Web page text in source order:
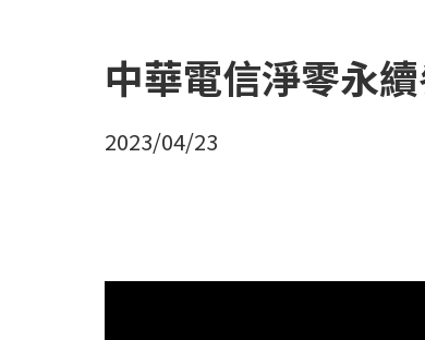
中華電信淨零永
2023/04/23